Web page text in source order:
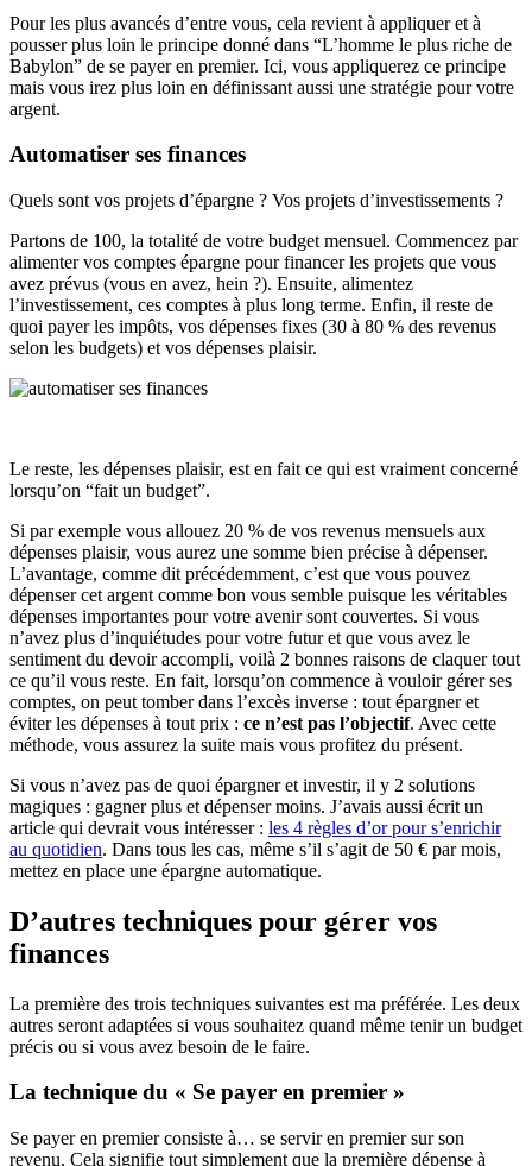
Pour les plus avancés d’entre vous, cela revient à appliquer et à
pousser plus loin le principe donné dans “L’homme le plus riche de
Babylon” de se payer en premier. Ici, vous appliquerez ce principe
mais vous irez plus loin en définissant aussi une stratégie pour votre
argent.
Automatiser ses finances
Quels sont vos projets d’épargne ? Vos projets d’investissements ?
Partons de 100, la totalité de votre budget mensuel. Commencez par
alimenter vos comptes épargne pour financer les projets que vous
avez prévus (vous en avez, hein ?). Ensuite, alimentez
l’investissement, ces comptes à plus long terme. Enfin, il reste de
quoi payer les impôts, vos dépenses fixes (30 à 80 % des revenus
selon les budgets) et vos dépenses plaisir.
Le reste, les dépenses plaisir, est en fait ce qui est vraiment concerné
lorsqu’on “fait un budget”.
Si par exemple vous allouez 20 % de vos revenus mensuels aux
dépenses plaisir, vous aurez une somme bien précise à dépenser.
L’avantage, comme dit précédemment, c’est que vous pouvez
dépenser cet argent comme bon vous semble puisque les véritables
dépenses importantes pour votre avenir sont couvertes. Si vous
n’avez plus d’inquiétudes pour votre futur et que vous avez le
sentiment du devoir accompli, voilà 2 bonnes raisons de claquer tout
ce qu’il vous reste. En fait, lorsqu’on commence à vouloir gérer ses
comptes, on peut tomber dans l’excès inverse : tout épargner et
éviter les dépenses à tout prix : ce n’est pas l’objectif. Avec cette
méthode, vous assurez la suite mais vous profitez du présent.
Si vous n’avez pas de quoi épargner et investir, il y 2 solutions
magiques : gagner plus et dépenser moins. J’avais aussi écrit un
article qui devrait vous intéresser : les 4 règles d’or pour s’enrichir
au quotidien. Dans tous les cas, même s’il s’agit de 50 € par mois,
mettez en place une épargne automatique.
D’autres techniques pour gérer vos
finances
La première des trois techniques suivantes est ma préférée. Les deux
autres seront adaptées si vous souhaitez quand même tenir un budget
précis ou si vous avez besoin de le faire.
La technique du « Se payer en premier »
Se payer en premier consiste à… se servir en premier sur son
revenu. Cela signifie tout simplement que la première dépense à